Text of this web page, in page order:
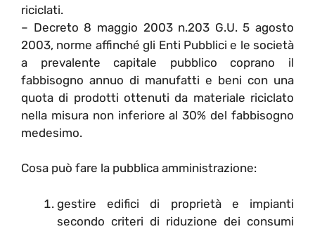
riciclati.
– Decreto 8 maggio 2003 n.203 G.U. 5 agosto
2003, norme affinché gli Enti Pubblici e le società
a prevalente capitale pubblico coprano il
fabbisogno annuo di manufatti e beni con una
quota di prodotti ottenuti da materiale riciclato
nella misura non inferiore al 30% del fabbisogno
medesimo.
Cosa può fare la pubblica amministrazione:
gestire edifici di proprietà e impianti
secondo criteri di riduzione dei consumi